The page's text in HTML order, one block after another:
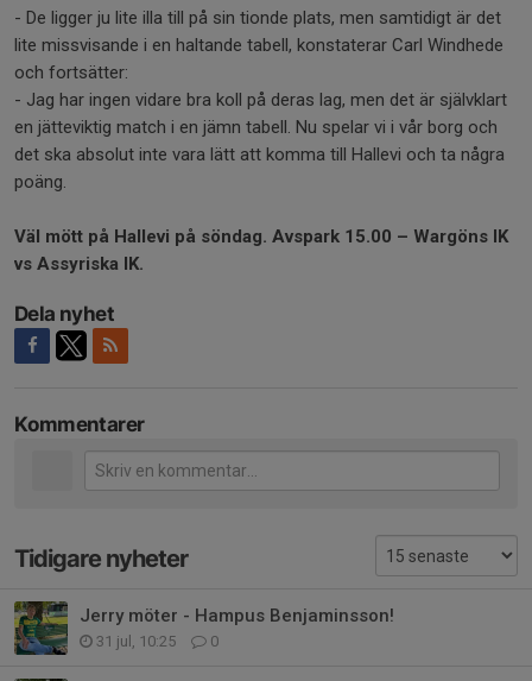
- De ligger ju lite illa till på sin tionde plats, men samtidigt är det
lite missvisande i en haltande tabell, konstaterar Carl Windhede
och fortsätter:
- Jag har ingen vidare bra koll på deras lag, men det är självklart
en jätteviktig match i en jämn tabell. Nu spelar vi i vår borg och
det ska absolut inte vara lätt att komma till Hallevi och ta några
poäng.
Väl mött på Hallevi på söndag. Avspark 15.00 – Wargöns IK
vs Assyriska IK.
Dela nyhet
Kommentarer
Tidigare nyheter
Jerry möter - Hampus Benjaminsson!
31 jul, 10:25 0